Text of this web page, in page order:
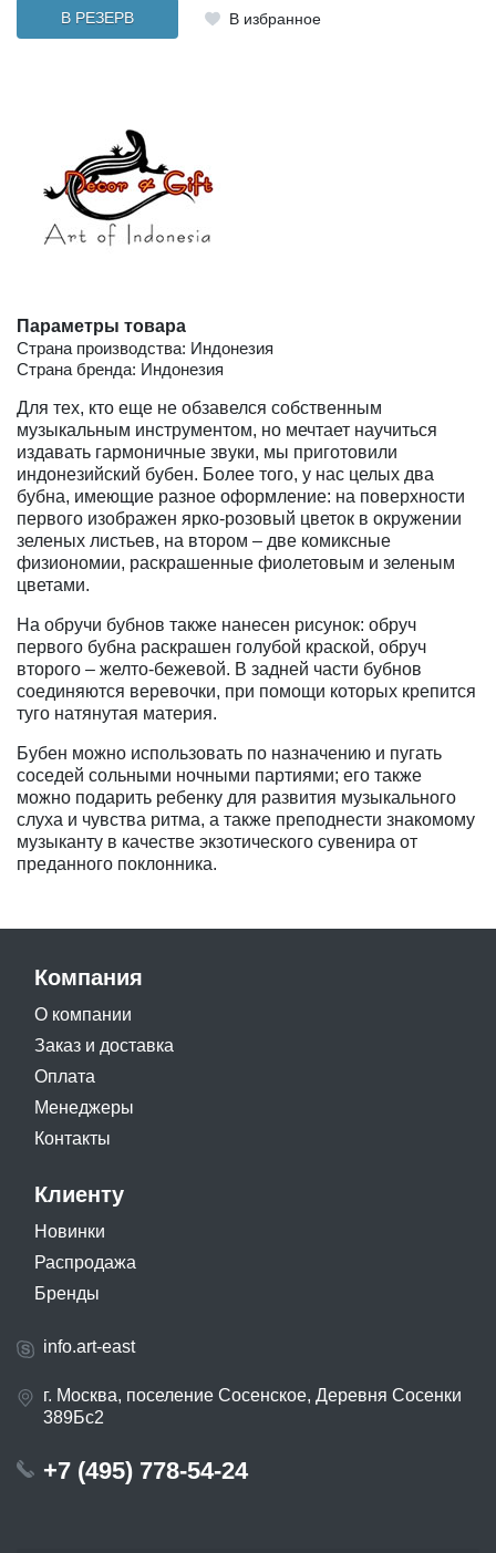
В РЕЗЕРВ В избранное
Параметры товара
Страна производства: Индонезия
Страна бренда: Индонезия
Для тех, кто еще не обзавелся собственным
музыкальным инструментом, но мечтает научиться
издавать гармоничные звуки, мы приготовили
индонезийский бубен. Более того, у нас целых два
бубна, имеющие разное оформление: на поверхности
первого изображен ярко-розовый цветок в окружении
зеленых листьев, на втором – две комиксные
физиономии, раскрашенные фиолетовым и зеленым
цветами.
На обручи бубнов также нанесен рисунок: обруч
первого бубна раскрашен голубой краской, обруч
второго – желто-бежевой. В задней части бубнов
соединяются веревочки, при помощи которых крепится
туго натянутая материя.
Бубен можно использовать по назначению и пугать
соседей сольными ночными партиями; его также
можно подарить ребенку для развития музыкального
слуха и чувства ритма, а также преподнести знакомому
музыканту в качестве экзотического сувенира от
преданного поклонника.
Компания
О компании
Заказ и доставка
Оплата
Менеджеры
Контакты
Клиенту
Новинки
Распродажа
Бренды
info.art-east
г. Москва, поселение Сосенское, Деревня Сосенки
389Бс2
+7 (495) 778-54-24